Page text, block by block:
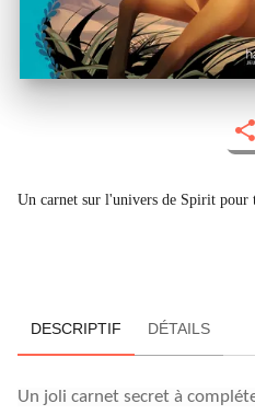
Un carnet sur l'univers de Spirit pour
DESCRIPTIF DÉTAILS
Un joli carnet secret à